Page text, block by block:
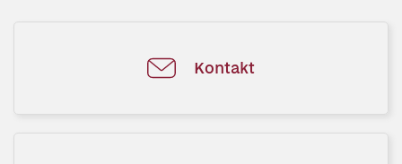
Kontakt